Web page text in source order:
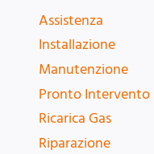
Assistenza
Installazione
Manutenzione
Pronto Intervento
Ricarica Gas
Riparazione